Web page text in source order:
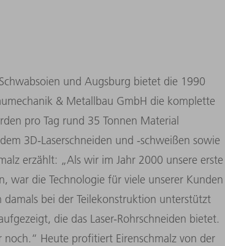
und Augsburg bietet die 1990
& Metallbau GmbH die komplette
pro Tag rund 35 Tonnen Material
3D-Laserschneiden und -schweißen sowie
erzählt: „Als wir im Jahr 2000 unsere erste
war die Technologie für viele unserer Kunden
bei der Teilekonstruktion unterstützt
die das Laser-Rohrschneiden bietet.
Heute profitiert Eirenschmalz von der